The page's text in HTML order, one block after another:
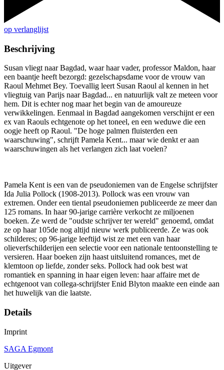
op verlanglijst
Beschrijving
Susan vliegt naar Bagdad, waar haar vader, professor Maldon, haar
een baantje heeft bezorgd: gezelschapsdame voor de vrouw van
Raoul Mehmet Bey. Toevallig leert Susan Raoul al kennen in het
vliegtuig van Parijs naar Bagdad... en natuurlijk valt ze meteen voor
hem. Dit is echter nog maar het begin van de amoureuze
verwikkelingen. Eenmaal in Bagdad aangekomen verschijnt er een
ex van Raouls echtgenote op het toneel, en een weduwe die een
oogje heeft op Raoul. "De hoge palmen fluisterden een
waarschuwing", schrijft Pamela Kent... maar wie denkt er aan
waarschuwingen als het verlangen zich laat voelen?
Pamela Kent is een van de pseudoniemen van de Engelse schrijfster
Ida Julia Pollock (1908-2013). Pollock was een vrouw van
extremen. Onder een tiental pseudoniemen publiceerde ze meer dan
125 romans. In haar 90-jarige carrière verkocht ze miljoenen
boeken. Ze werd de "oudste schrijver ter wereld" genoemd, omdat
ze op haar 105de nog altijd nieuw werk publiceerde. Ze was ook
schilderes; op 96-jarige leeftijd wist ze met een van haar
olieverfschilderijen een selectie voor een nationale tentoonstelling te
versieren. Haar boeken zijn haast uitsluitend romances, met de
klemtoon op liefde, zonder seks. Pollock had ook best wat
romantiek en spanning in haar eigen leven: haar affaire met de
echtgenoot van collega-schrijfster Enid Blyton maakte een einde aan
het huwelijk van die laatste.
Details
Imprint
SAGA Egmont
Uitgever